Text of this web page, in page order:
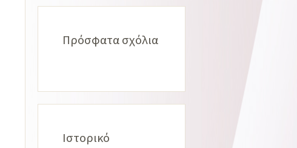
Πρόσφατα σχόλια
Ιστορικό